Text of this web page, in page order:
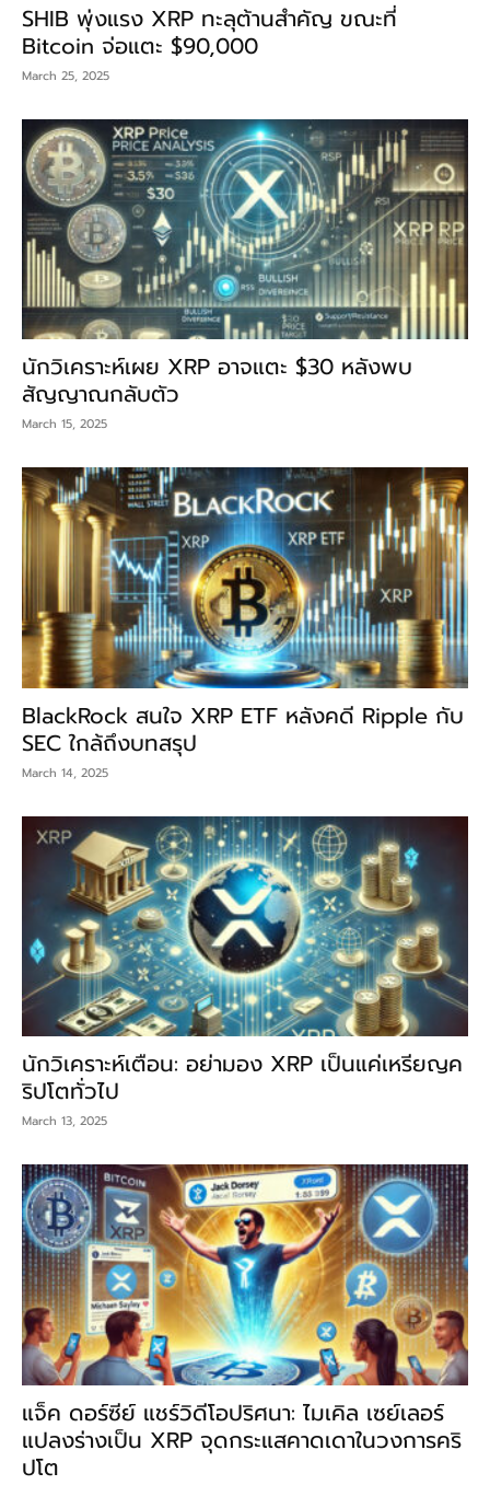
SHIB พุ่งแรง XRP ทะลุต้านสำคัญ ขณะที่
Bitcoin จ่อแตะ $90,000
March 25, 2025
นักวิเคราะห์เผย XRP อาจแตะ $30 หลังพบ
สัญญาณกลับตัว
March 15, 2025
BlackRock สนใจ XRP ETF หลังคดี Ripple กับ
SEC ใกล้ถึงบทสรุป
March 14, 2025
นักวิเคราะห์เตือน: อย่ามอง XRP เป็นแค่เหรียญค
ริปโตทั่วไป
March 13, 2025
แจ็ค ดอร์ซีย์ แชร์วิดีโอปริศนา: ไมเคิล เซย์เลอร์
แปลงร่างเป็น XRP จุดกระแสคาดเดาในวงการคริ
ปโต